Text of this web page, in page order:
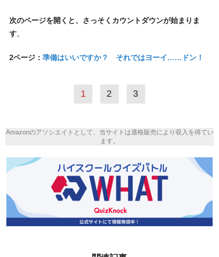
次のページを開くと、さっそくカウントダウンが始まりま
す。
2ページ： 準備はいいですか？ それではヨーイ……ドン！
1 2 3
Amazonのアソシエイトとして、当サイトは適格販売により収入を得てい
ます。